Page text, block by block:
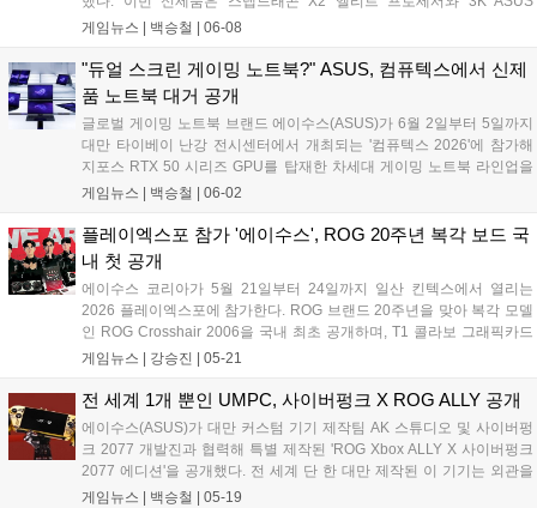
Lumina Pro OLED 디스플레이를 탑재해 고해상도 그래픽 작업과 부드
1TB PCIe 4.0 SSD를 바탕으로 안정적인 구동 환경을 제공하며, 온디바
이스 AI 기능 처리를 위한 최대 80 TOPS 성능의 NPU를 갖췄다....
게임뉴스 | 백승철 | 06-08
"듀얼 스크린 게이밍 노트북?" ASUS, 컴퓨텍스에서 신제
품 노트북 대거 공개
글로벌 게이밍 노트북 브랜드 에이수스(ASUS)가 6월 2일부터 5일까지
대만 타이베이 난강 전시센터에서 개최되는 '컴퓨텍스 2026'에 참가해
지포스 RTX 50 시리즈 GPU를 탑재한 차세대 게이밍 노트북 라인업을
대거 공개했다. 에이수스는 게이밍 브랜드 ROG의 출범 20주년을 기념
이 환경을 강화하는 플래그십 모델과 차세대 AI 기술의 융합을 선보인다.
이번에 공개된 신제품들은 강력한 그래픽 처리 성능과 고주사율 디스플
레이, 첨단 쿨링 시스템을 결합하여 고사양 게임에서도 안정적인 프레임
유지와 시각적 몰입감을 제공하는 것이 특징이다....
게임뉴스 | 백승철 | 06-02
플레이엑스포 참가 '에이수스', ROG 20주년 복각 보드 국
내 첫 공개
에이수스 코리아가 5월 21일부터 24일까지 일산 킨텍스에서 열리는
2026 플레이엑스포에 참가한다. ROG 브랜드 20주년을 맞아 복각 모델
인 ROG Crosshair 2006을 국내 최초 공개하며, T1 콜라보 그래픽카드
등 다양한 하드웨어를 전시한다. 부스 내 레이싱 및 포터블 존 등 체험 공
제공할 예정이다....
게임뉴스 | 강승진 | 05-21
전 세계 1개 뿐인 UMPC, 사이버펑크 X ROG ALLY 공개
에이수스(ASUS)가 대만 커스텀 기기 제작팀 AK 스튜디오 및 사이버펑
크 2077 개발진과 협력해 특별 제작된 'ROG Xbox ALLY X 사이버펑크
2077 에디션'을 공개했다. 전 세계 단 한 대만 제작된 이 기기는 외관을
사이버펑크 테마로 수작업 개조했으며, 내부에는 AMD 라이젠 AI Z2 익
게임뉴스 | 백승철 | 05-19